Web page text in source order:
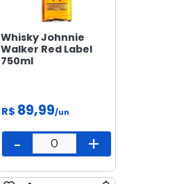
Whisky Johnnie
Walker Red Label
750ml
R$ 89,99/un
- +